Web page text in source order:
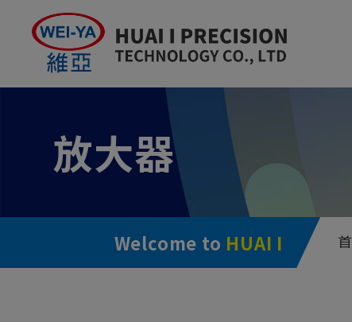
放大器
Welcome to HUAI I
Cookie管理面板